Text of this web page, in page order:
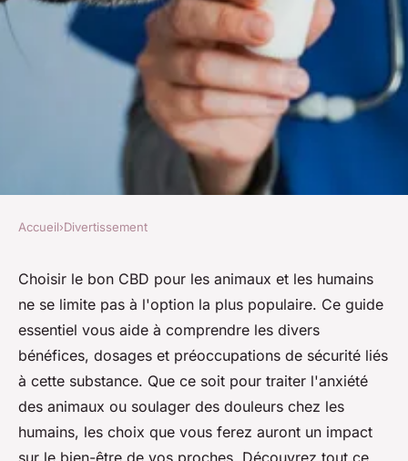
Bien choisir le chanvre pour
animaux et humains : guide
essentiel
Alix•16 février 2025• 3 min de lecture
Accueil›Divertissement
Choisir le bon CBD pour les animaux et les humains
ne se limite pas à l'option la plus populaire. Ce guide
essentiel vous aide à comprendre les divers
bénéfices, dosages et préoccupations de sécurité liés
à cette substance. Que ce soit pour traiter l'anxiété
des animaux ou soulager des douleurs chez les
humains, les choix que vous ferez auront un impact